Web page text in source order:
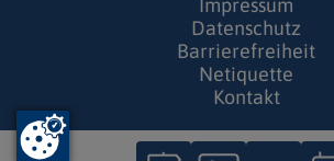
Impressum
Datenschutz
Barrierefreiheit
Netiquette
Kontakt